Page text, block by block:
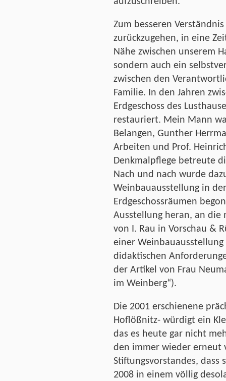
Zum besseren
zurückzugehen, in eine
Nähe zwischen unserem
sondern auch ein
zwischen den
Familie. In den Jahren
Erdgeschoss des
restauriert. Mein Mann
Belangen, Gunther
Arbeiten und Prof.
Denkmalpflege betreute
Nach und nach wurde
Weinbauausstellung in
Erdgeschossräumen
Ausstellung heran, an die
von I. Rau in Vorschau &
einer
didaktischen
der Artikel von Frau
im Weinberg“).
Die 2001 erschienene
Hoflößnitz- würdigt ein
das es heute gar nicht
den immer wieder erneut
Stiftungsvorstandes, dass
2008 in einem völlig